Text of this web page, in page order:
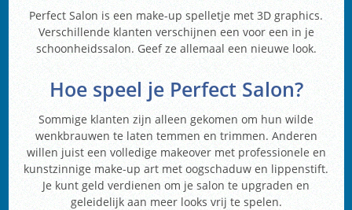
Perfect Salon is een make-up spelletje met 3D graphics.
Verschillende klanten verschijnen een voor een in je
schoonheidssalon. Geef ze allemaal een nieuwe look.
Hoe speel je Perfect Salon?
Sommige klanten zijn alleen gekomen om hun wilde
wenkbrauwen te laten temmen en trimmen. Anderen
willen juist een volledige makeover met professionele en
kunstzinnige make-up art met oogschaduw en lippenstift.
Je kunt geld verdienen om je salon te upgraden en
geleidelijk aan meer looks vrij te spelen.